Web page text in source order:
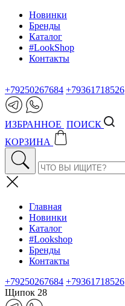
Новинки
Бренды
Каталог
#LookShop
Контакты
+79250267684 +79361718526
ИЗБРАННОЕ ПОИСК
КОРЗИНА
Главная
Новинки
Каталог
#Lookshop
Бренды
Контакты
+79250267684 +79361718526
Щипок 28